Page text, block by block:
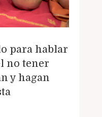
para hablar
no tener
y hagan